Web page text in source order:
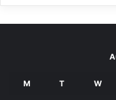
M T W